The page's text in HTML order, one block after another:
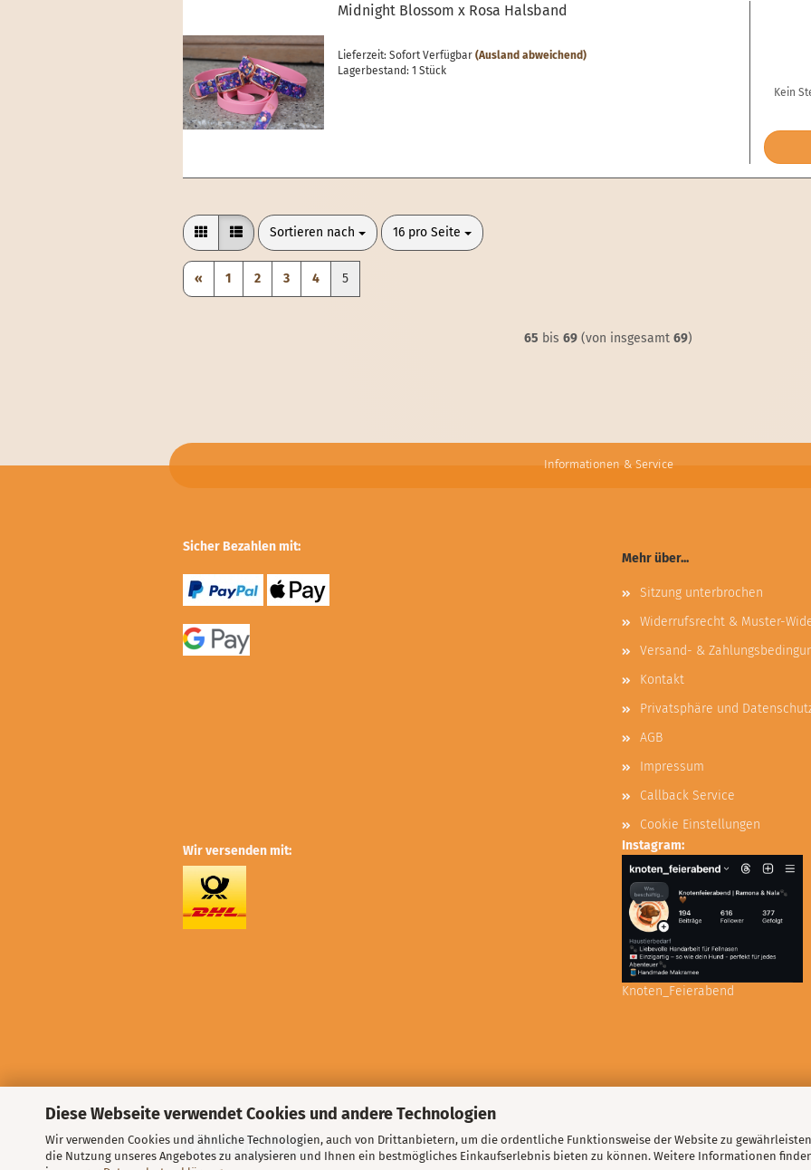
Diese Webseite verwendet Cookies und andere Technologien
Wir verwenden Cookies und ähnliche Technologien, auch von Drittanbietern, um die ordentliche Funktionsweise der Website zu
die Nutzung unseres Angebotes zu analysieren und Ihnen ein bestmögliches Einkaufserlebnis bieten zu können. Weitere Informationen
Midnight Blossom x Rosa Halsband
Lieferzeit: Sofort Verfügbar (Ausland abweichend)
Lagerbestand: 1 Stück
Kein
Sortieren nach
Sortieren nach 16 pro Seite
pro Seite
« 1 2 3 4 5
65 bis 69 (von insgesamt 69)
Informationen & Service
Sicher Bezahlen mit:
Mehr über...
Sitzung unterbrochen
Widerrufsrecht & Muster-
Versand- &
Kontakt
Privatsphäre und
AGB
Impressum
Callback Service
Cookie Einstellungen
Wir versenden mit:
Instagram:
Knoten_Feierabend
Vertrag widerrufen